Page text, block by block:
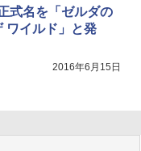
式名を「ゼルダの
イルド」と発
2016年6月15日